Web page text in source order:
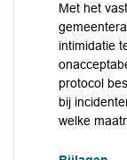
Met het
intimidatie
protocol
bij
welke